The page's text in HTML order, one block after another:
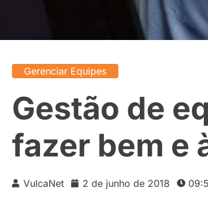
Gerenciar Equipes
Gestão de
fazer bem e
VulcaNet 2 de junho de 2018